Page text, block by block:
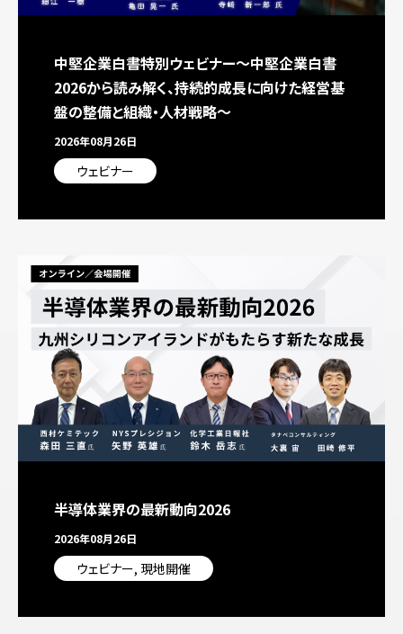
中堅企業白書特別ウェビナー～中堅企業白書
2026から読み解く、持続的成長に向けた経営基
盤の整備と組織・人材戦略～
2026年08月26日
ウェビナー
半導体業界の最新動向2026
2026年08月26日
ウェビナー, 現地開催